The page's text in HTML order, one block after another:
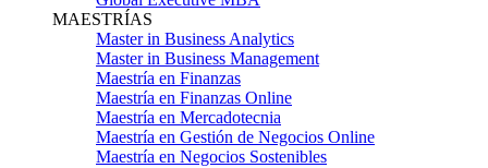
MAESTRÍAS
Master in Business Analytics
Master in Business Management
Maestría en Finanzas
Maestría en Finanzas Online
Maestría en Mercadotecnia
Maestría en Gestión de Negocios Online
Maestría en Negocios Sostenibles